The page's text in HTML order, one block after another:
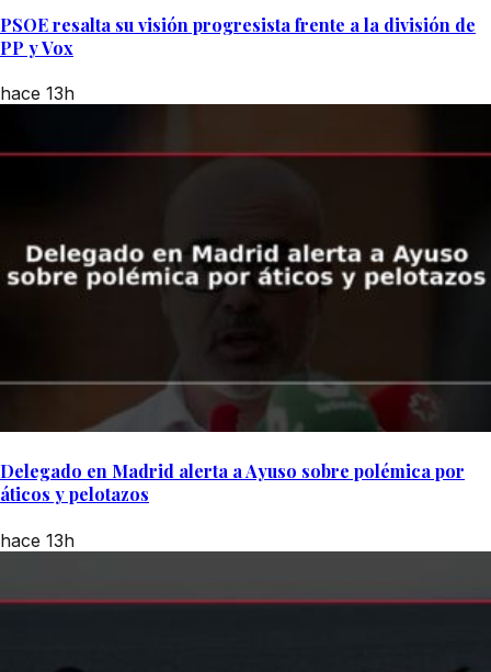
PSOE resalta su visión progresista frente a la división de
PP y Vox
hace 13h
Delegado en Madrid alerta a Ayuso sobre polémica por
áticos y pelotazos
hace 13h